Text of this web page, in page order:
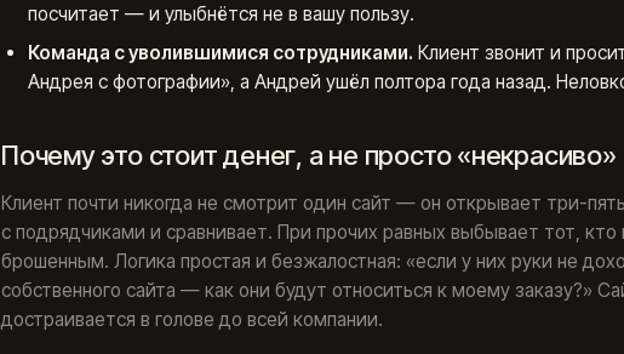
посчитает — и улыбнётся не в вашу пользу.
Команда с уволившимися сотрудниками. Клиент звонит и
Андрея с фотографии», а Андрей ушёл полтора года назад.
Почему это стоит денег, а не просто «некрасиво»
Клиент почти никогда не смотрит один сайт — он открывает три-
с подрядчиками и сравнивает. При прочих равных выбывает тот, кто
брошенным. Логика простая и безжалостная: «если у них руки не
собственного сайта — как они будут относиться к моему заказу?»
достраивается в голове до всей компании.